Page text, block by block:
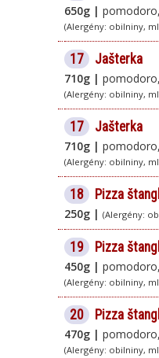
650g |
(Alergény: obilniny,
17 Jašterka
710g |
(Alergény: obilniny,
17 Jašterka
710g |
(Alergény: obilniny,
18 Pizza
250g | (Alergény:
19 Pizza
450g |
(Alergény: obilniny,
20 Pizza
470g |
(Alergény: obilniny,